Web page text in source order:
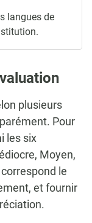
langues de
plusieurs
Pour
les six
Moyen,
le
et fournir